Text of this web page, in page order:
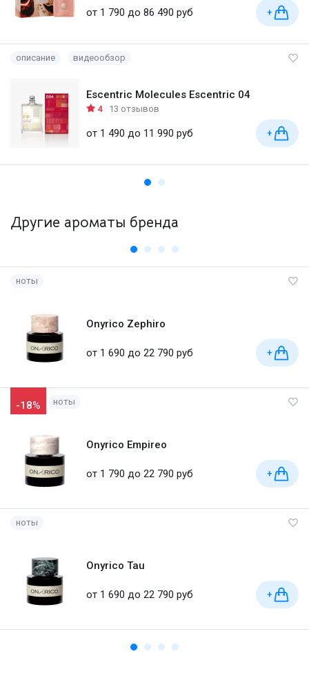
от 1 790 до 86 490 руб +
описание видеообзор
Escentric Molecules Escentric 04
4 13 отзывов
от 1 490 до 11 990 руб +
Другие ароматы бренда
ноты
Onyrico Zephiro
от 1 690 до 22 790 руб +
-18% ноты
Onyrico Empireo
от 1 790 до 22 790 руб +
ноты
Onyrico Tau
от 1 690 до 22 790 руб +